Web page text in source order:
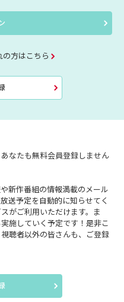
方はこちら
なたも無料会員登録しません
新作番組の情報満載のメール
送予定を自動的に知らせてく
がご利用いただけます。ま
施していく予定です！是非こ
聴者以外の皆さんも、ご登録